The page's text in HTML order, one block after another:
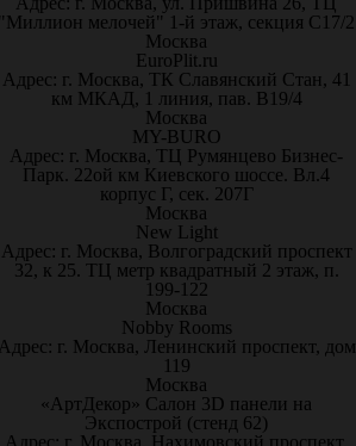
мелочей" 1-й этаж, секция С17/2
Москва
EuroPlit.ru
Адрес: г. Москва, ТК Славянский Стан, 41
км МКАД, 1 линия, пав. В19/4
Москва
MY-BURO
Адрес: г. Москва, ТЦ Румянцево Бизнес-
Парк. 22ой км Киевского шоссе. Вл.4
корпус Г, сек. 207Г
Москва
New Light
Адрес: г. Москва, Волгоградский проспект
32, к 25. ТЦ метр квадратный 2 этаж, п.
199-122
Москва
Nobby Rooms
г. Москва, Ленинский проспект, дом
119
Москва
«АртДекор» Салон 3D панели на
Экспострой (стенд 62)
Адрес: г. Москва, Нахимовский проспект,